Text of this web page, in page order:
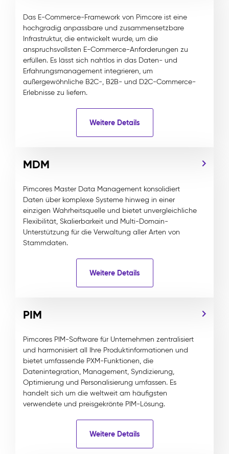
Das E-Commerce-Framework von Pimcore ist eine
hochgradig anpassbare und zusammensetzbare
Infrastruktur, die entwickelt wurde, um die
anspruchsvollsten E-Commerce-Anforderungen zu
erfüllen. Es lässt sich nahtlos in das Daten- und
Erfahrungsmanagement integrieren, um
außergewöhnliche B2C-, B2B- und D2C-Commerce-
Erlebnisse zu liefern.
Weitere Details
MDM
Pimcores Master Data Management konsolidiert
Daten über komplexe Systeme hinweg in einer
einzigen Wahrheitsquelle und bietet unvergleichliche
Flexibilität, Skalierbarkeit und Multi-Domain-
Unterstützung für die Verwaltung aller Arten von
Stammdaten.
Weitere Details
PIM
Pimcores PIM-Software für Unternehmen zentralisiert
und harmonisiert all Ihre Produktinformationen und
bietet umfassende PXM-Funktionen, die
Datenintegration, Management, Syndizierung,
Optimierung und Personalisierung umfassen. Es
handelt sich um die weltweit am häufigsten
verwendete und preisgekrönte PIM-Lösung.
Weitere Details